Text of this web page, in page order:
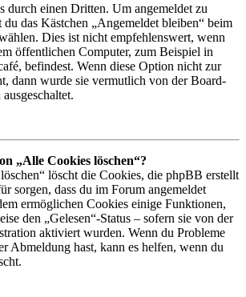
durch einen Dritten. Um angemeldet zu
du das Kästchen „Angemeldet bleiben“ beim
Dies ist nicht empfehlenswert, wenn
öffentlichen Computer, zum Beispiel in
befindest. Wenn diese Option nicht zur
dann wurde sie vermutlich von der Board-
„Alle Cookies löschen“?
löscht die Cookies, die phpBB erstellt
sorgen, dass du im Forum angemeldet
ermöglichen Cookies einige Funktionen,
den „Gelesen“-Status – sofern sie von der
aktiviert wurden. Wenn du Probleme
Abmeldung hast, kann es helfen, wenn du